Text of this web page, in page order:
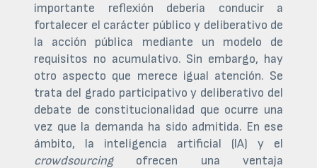
importante reflexión debería conducir a
fortalecer el carácter público y deliberativo de
la acción pública mediante un modelo de
requisitos no acumulativo. Sin embargo, hay
otro aspecto que merece igual atención. Se
trata del grado participativo y deliberativo del
debate de constitucionalidad que ocurre una
vez que la demanda ha sido admitida. En ese
ámbito, la inteligencia artificial (IA) y el
crowdsourcingofrecen una ventaja